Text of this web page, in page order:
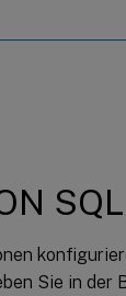
Sie in der